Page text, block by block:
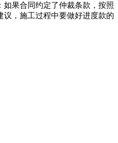
果合同约定了仲裁条款，按照
，施工过程中要做好进度款的